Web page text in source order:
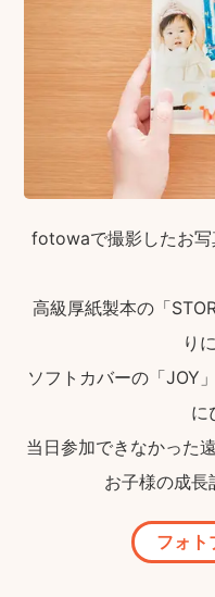
fotowaで撮影したお写
高級厚紙製本の「
り
ソフトカバーの「JOY
に
当日参加できなかった
お子様の成長
フォト